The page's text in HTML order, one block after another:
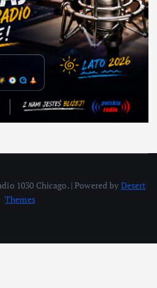
1030 Chicago. | Powered by Desert
Themes